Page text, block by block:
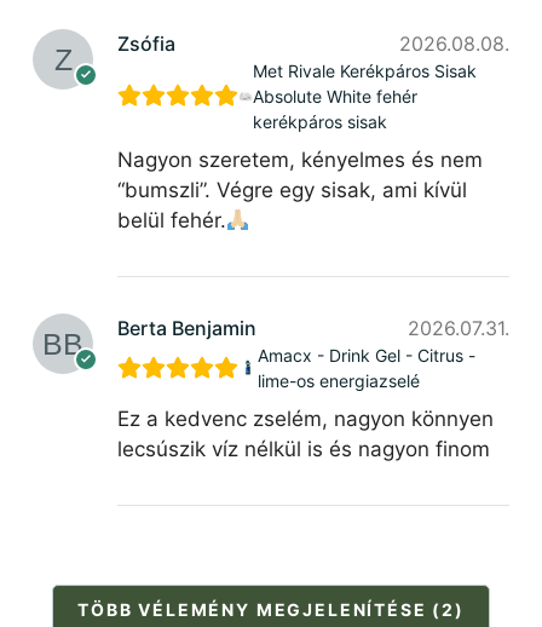
Zsófia 2026.08.08.
Met Rivale Kerékpáros Sisak
Absolute White fehér
kerékpáros sisak
Nagyon szeretem, kényelmes és nem
“bumszli”. Végre egy sisak, ami kívül
belül fehér.
Berta Benjamin 2026.07.31.
Amacx - Drink Gel - Citrus -
lime-os energiazselé
Ez a kedvenc zselém, nagyon könnyen
lecsúszik víz nélkül is és nagyon finom
TÖBB VÉLEMÉNY MEGJELENÍTÉSE (2)